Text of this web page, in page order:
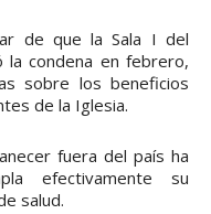
de que la Sala I del
la condena en febrero,
sobre los beneficios
de la Iglesia.
fuera del país ha
efectivamente su
salud.